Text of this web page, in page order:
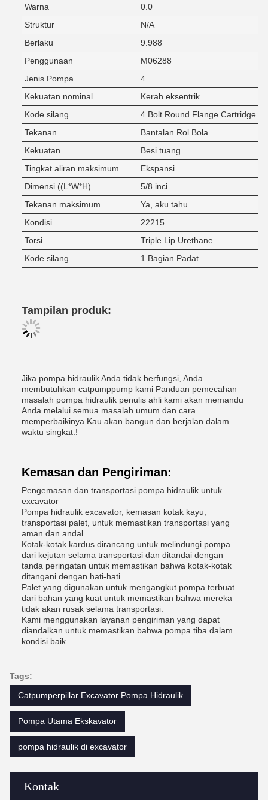
Kontak
Warna
0.0
Struktur
N/A
Berlaku
9.988
Penggunaan
M06288
Jenis Pompa
4
Kekuatan nominal
Kerah eksentrik
Kode silang
4 Bolt Round Flange Cartridge
Tekanan
Bantalan Rol Bola
Kekuatan
Besi tuang
Tingkat aliran maksimum
Ekspansi
Dimensi ((L*W*H)
5/8 inci
Tekanan maksimum
Ya, aku tahu.
Kondisi
22215
Torsi
Triple Lip Urethane
Kode silang
1 Bagian Padat
Tampilan produk:
Jika pompa hidraulik Anda tidak berfungsi, Anda
membutuhkan catpumppump kami Panduan pemecahan
masalah pompa hidraulik penulis ahli kami akan memandu
Anda melalui semua masalah umum dan cara
memperbaikinya.Kau akan bangun dan berjalan dalam
waktu singkat.!
Kemasan dan Pengiriman:
Pengemasan dan transportasi pompa hidraulik untuk
excavator
Pompa hidraulik excavator, kemasan kotak kayu,
transportasi palet, untuk memastikan transportasi yang
aman dan andal.
Kotak-kotak kardus dirancang untuk melindungi pompa
dari kejutan selama transportasi dan ditandai dengan
tanda peringatan untuk memastikan bahwa kotak-kotak
ditangani dengan hati-hati.
Palet yang digunakan untuk mengangkut pompa terbuat
dari bahan yang kuat untuk memastikan bahwa mereka
tidak akan rusak selama transportasi.
Kami menggunakan layanan pengiriman yang dapat
diandalkan untuk memastikan bahwa pompa tiba dalam
kondisi baik.
Tags:
Catpumperpillar Excavator Pompa Hidraulik
Pompa Utama Ekskavator
pompa hidraulik di excavator